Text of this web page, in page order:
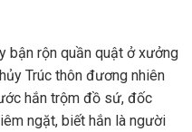
bận rộn quần quật ở xưởng
Trúc thôn đương nhiên
hắn trộm đồ sứ, đốc
ngặt, biết hắn là người